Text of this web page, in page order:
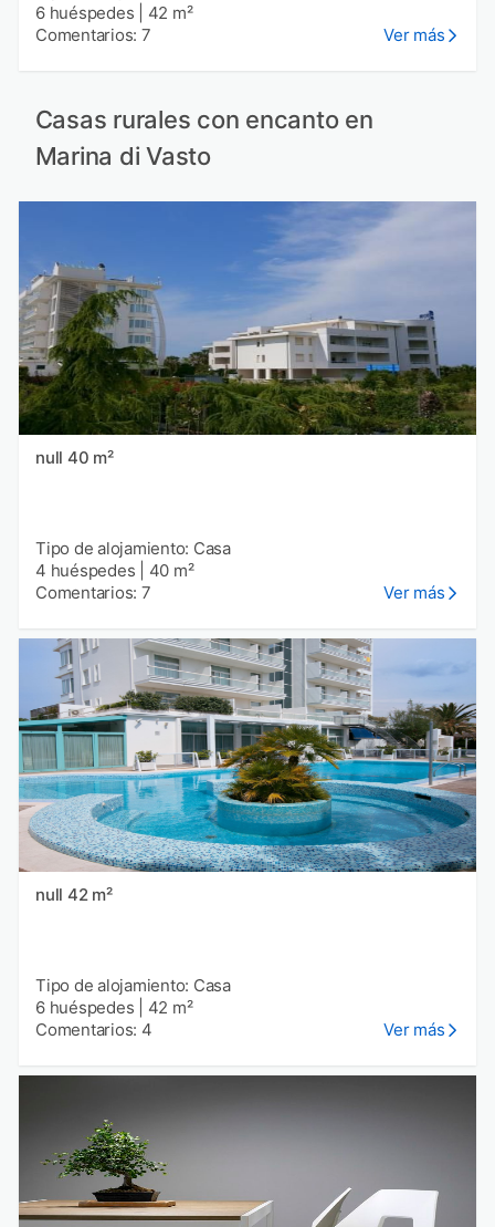
6 huéspedes
42 m²
Comentarios: 7
Ver más
Casas rurales con encanto en
Marina di Vasto
null 40 m²
Tipo de alojamiento: Casa
4 huéspedes
40 m²
Comentarios: 7
Ver más
null 42 m²
Tipo de alojamiento: Casa
6 huéspedes
42 m²
Comentarios: 4
Ver más